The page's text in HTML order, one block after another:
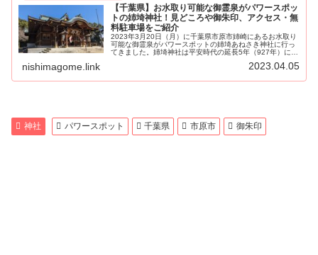
【千葉県】お水取り可能な御霊泉がパワースポッ
トの姉埼神社！見どころや御朱印、アクセス・無
料駐車場をご紹介
2023年3月20日（月）に千葉県市原市姉崎にあるお水取り
可能な御霊泉がパワースポットの姉埼あねさき神社に行っ
てきました。姉埼神社は平安時代の延長5年（927年）に編
nishimagome.link 2023.04.05
神社 パワースポット 千葉県 市原市 御朱印